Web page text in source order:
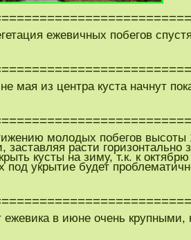
ежевичных побегов
мая из центра куста начнут
молодых побегов высоты
заставляя расти
кусты на зиму, т.к. к
под укрытие будет
ежевика в июне очень